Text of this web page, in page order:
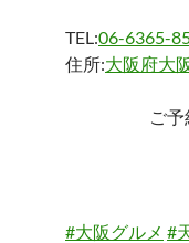
TEL:06-6365-
住所:大阪府大
ご
#大阪グルメ #